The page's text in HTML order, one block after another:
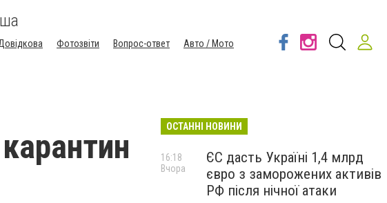
Фотозвіти Вопрос-ответ
Авто / Мото
ОСТАННІ НОВИНИ
ЄС дасть Україні 1,4 млрд
євро з заморожених активів
РФ після нічної атаки
16:18
Вчора